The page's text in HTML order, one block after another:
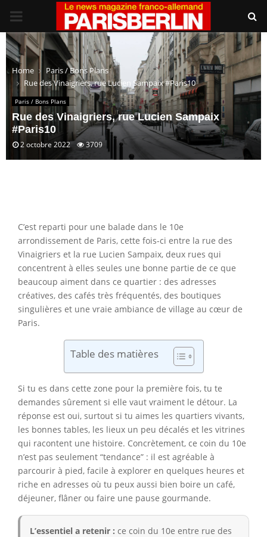
PRIMARY
MENU
Home
Paris / Bons Plans
Rue des Vinaigriers, rue Lucien Sampaix #Paris10
Paris / Bons Plans
Rue des Vinaigriers, rue Lucien Sampaix
#Paris10
2 octobre 2022 3709
C’est reparti pour une balade dans le 10e
arrondissement de Paris, cette fois-ci entre la rue des
Vinaigriers et la rue Lucien Sampaix, deux rues qui
concentrent à elles seules une bonne partie de ce que
beaucoup aiment dans ce quartier : des adresses
créatives, des cafés très fréquentés, des boutiques
singulières et une vraie ambiance de village au cœur de
Paris.
Table des matières
Si tu es dans cette zone pour la première fois, tu te
demandes sûrement si elle vaut vraiment le détour. La
réponse est oui, surtout si tu aimes les quartiers vivants,
les bonnes tables, les lieux un peu décalés et les vitrines
qui racontent une histoire. Concrètement, ce coin du 10e
n’est pas seulement “tendance” : il est agréable à
parcourir à pied, facile à explorer en quelques heures et
riche en adresses où tu peux aussi bien boire un café,
déjeuner, flâner ou faire une pause gourmande.
L’essentiel a retenir : ce coin du 10e entre rue des